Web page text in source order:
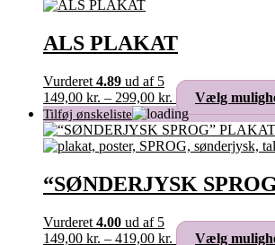
ALS PLAKAT
Vurderet 4.89 ud af 5
149,00 kr. – 299,00 kr. Prisinterval:
149,00 kr.
til
299,00 kr.
Vælg
“SØNDERJYSK
Vurderet 4.00 ud af 5
149,00 kr. – 419,00 kr. Prisinterval:
Vælg